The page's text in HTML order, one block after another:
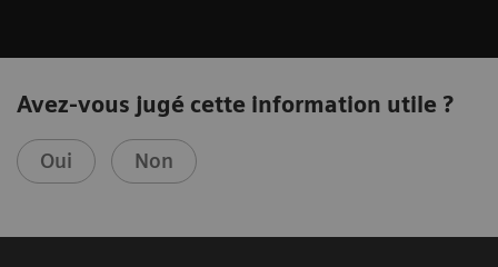
Avez-vous jugé cette information utile ?
Oui Non